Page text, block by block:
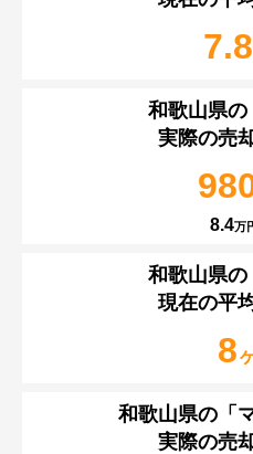
7.8
和歌山県の
実際の売
8.4万
和歌山県の
現在の平
8
和歌山県の 「
実際の売